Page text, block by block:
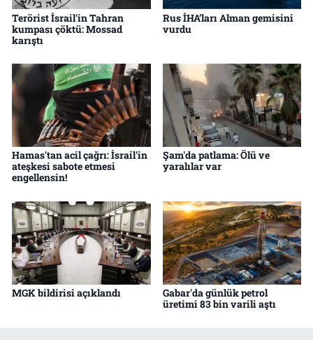
Terörist İsrail'in Tahran
kumpası çöktü: Mossad
karıştı
Rus İHA’ları Alman gemisini
vurdu
Hamas'tan acil çağrı: İsrail'in
ateşkesi sabote etmesi
engellensin!
Şam'da patlama: Ölü ve
yaralılar var
MGK bildirisi açıklandı
Gabar'da günlük petrol
üretimi 83 bin varili aştı